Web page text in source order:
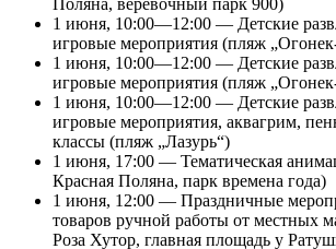
Поляна, веревочный парк 900)
1 июня, 10:00—12:00 — Детские
игровые мероприятия (пляж
1 июня, 10:00—12:00 — Детские
игровые мероприятия (пляж
1 июня, 10:00—12:00 — Детские
игровые мероприятия, аквагрим,
классы (пляж „Лазурь“)
1 июня, 17:00 — Тематическая
Красная Поляна, парк времена года)
1 июня, 12:00 — Праздничные
товаров ручной работы от местных
Роза Хутор, главная площадь у